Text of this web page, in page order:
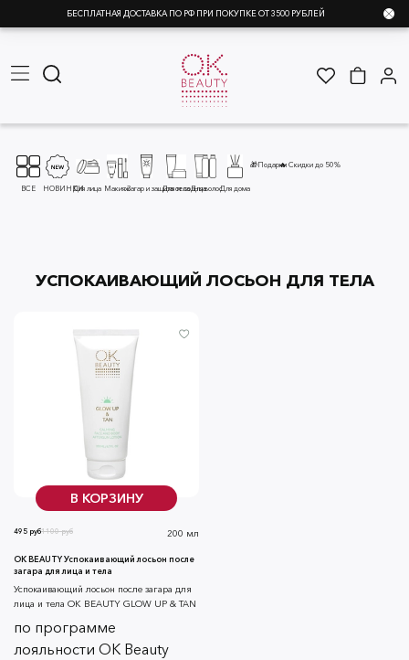
БЕСПЛАТНАЯ ДОСТАВКА ПО РФ ПРИ ПОКУПКЕ ОТ 3500 РУБЛЕЙ
ВСЕ НОВИНКИДля лица МакияжЗагар и защита от солнца
Для телаДля волосДля дома
🎁Подарки🔥 Скидки до 50%
УСПОКАИВАЮЩИЙ ЛОСЬОН ДЛЯ ТЕЛА
В КОРЗИНУ
1100 руб
495 руб 200 мл
OK BEAUTY Успокаивающий лосьон после
загара для лица и тела
Успокаивающий лосьон после загара для
лица и тела OK BEAUTY GLOW UP & TAN
по программе
лояльности OK Beauty